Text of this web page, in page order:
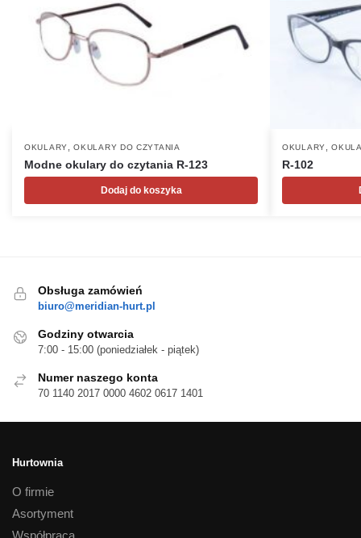
OKULARY ,OKULARY DO CZYTANIA
Modne okulary do czytania R-123
Dodaj do koszyka
OKULARY ,
R-102
Obsługa zamówień
biuro@meridian-hurt.pl
Godziny otwarcia
7:00 - 15:00 (poniedziałek - piątek)
Numer naszego konta
70 1140 2017 0000 4602 0617 1401
Hurtownia
O firmie
Asortyment